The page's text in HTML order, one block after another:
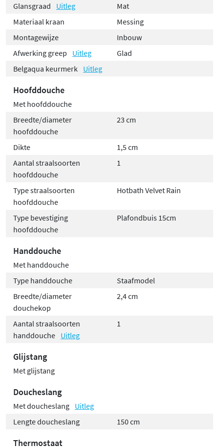
Glansgraad
Uitleg
Mat
Materiaal kraan
Messing
Montagewijze
Inbouw
Afwerking greep
Uitleg
Glad
Belgaqua keurmerk
Uitleg
Hoofddouche
Met hoofddouche
Breedte/diameter
hoofddouche
23 cm
Dikte
1,5 cm
Aantal straalsoorten
hoofddouche
1
Type straalsoorten
hoofddouche
Hotbath Velvet Rain
Type bevestiging
hoofddouche
Plafondbuis 15cm
Handdouche
Met handdouche
Type handdouche
Staafmodel
Breedte/diameter
douchekop
2,4 cm
Aantal straalsoorten
handdouche Uitleg
1
Glijstang
Met glijstang
Doucheslang
Met doucheslang Uitleg
Lengte doucheslang
150 cm
Thermostaat